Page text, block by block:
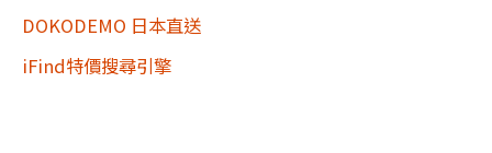
DOKODEMO 日本直送
iFind特價搜尋引擎